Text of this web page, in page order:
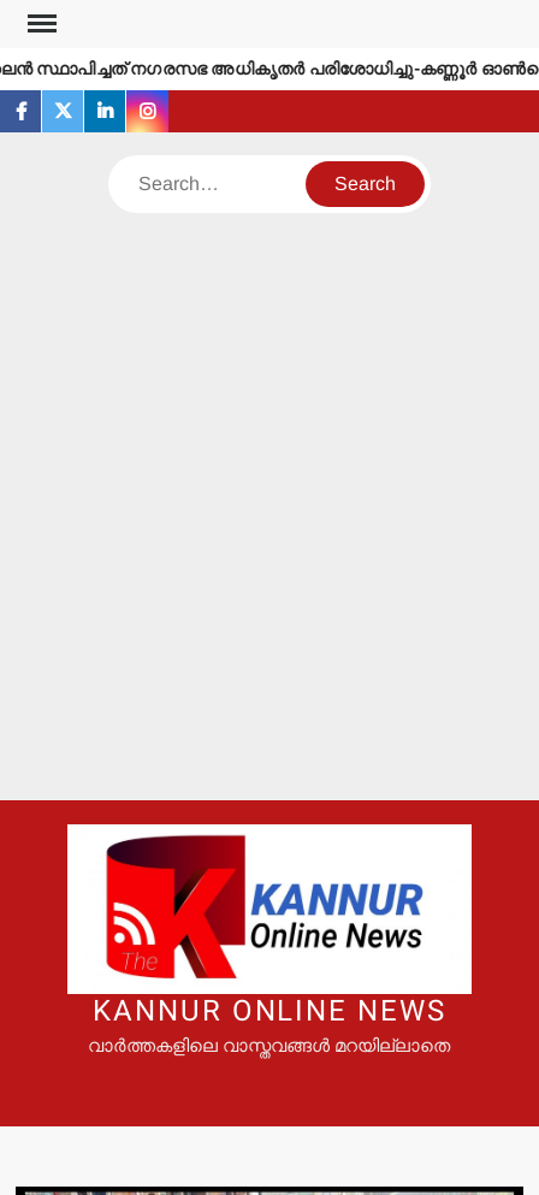
Skip
content
സ്ഥാപിച്ചത് നഗരസഭ അധികൃതര്‍ പരിശോധിച്ചു-കണ്ണൂര്‍
facebook
twitterlinkedininstagram
Search
KANNUR ONLINE NEWS
വാർത്തകളിലെ വാസ്തവങ്ങൾ മറയില്ലാതെ